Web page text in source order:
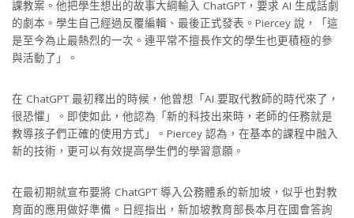
課教案。他把學生想出的故事大綱輸入 ChatGPT，要求 AI 生成話劇
的劇本。學生自己經過反覆編輯、最後正式發表。Piercey 說，「這
是至今為止最熱烈的一次。連平常不擅長作文的學生也更積極的參
與活動了」。
在 ChatGPT 最初釋出的時候，他曾想「AI 要取代教師的時代來了，
很恐懼」。即使如此，他認為「新的科技出來時，老師的任務就是
教導孩子們正確的使用方式」。Piercey 認為，在基本的課程中融入
新的技術，更可以有效提高學生們的學習意願。
在最初期就宣布要將 ChatGPT 導入公務體系的新加坡，似乎也對教
育面的應用做好準備。日經指出，新加坡教育部長本月在國會答詢